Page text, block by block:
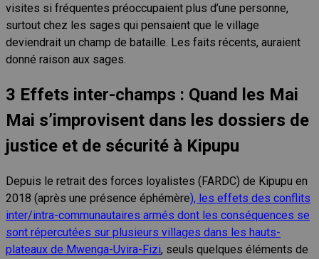
visites si fréquentes préoccupaient plus d’une personne,
surtout chez les sages qui pensaient que le village
deviendrait un champ de bataille. Les faits récents, auraient
donné raison aux sages.
3 Effets inter-champs : Quand les Mai
Mai s’improvisent dans les dossiers de
justice et de sécurité à Kipupu
Depuis le retrait des forces loyalistes (FARDC) de Kipupu en
2018 (après une présence éphémère), les effets des conflits
inter/intra-communautaires armés dont les conséquences se
sont répercutées sur plusieurs villages dans les hauts-
plateaux de Mwenga-Uvira-Fizi, seuls quelques éléments de